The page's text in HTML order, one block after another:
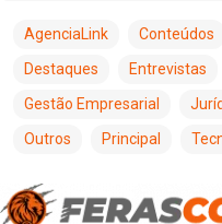
AgenciaLink Conteúdos
Destaques
Entrevistas
Gestão Empresarial
Outros
Principal